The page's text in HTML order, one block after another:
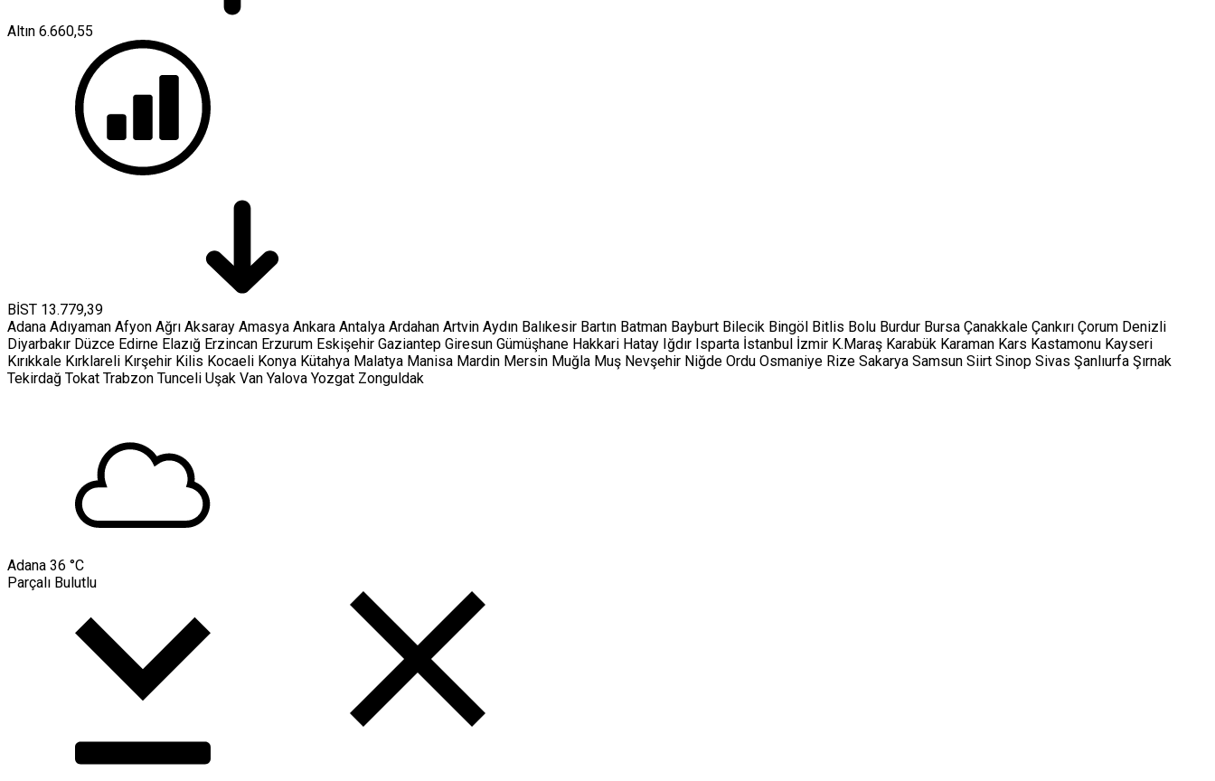
Altın 6.660,55
BİST 13.779,39
Adana Adıyaman Afyon Ağrı Aksaray Amasya Ankara Antalya Ardahan Artvin Aydın Balıkesir Bartın Batman Bayburt Bilecik Bingöl Bitlis Bolu Burdur Bursa Çanakkale Çankırı Çorum Denizli
Diyarbakır Düzce Edirne Elazığ Erzincan Erzurum Eskişehir Gaziantep Giresun Gümüşhane Hakkari Hatay Iğdır Isparta İstanbul İzmir K.Maraş Karabük Karaman Kars Kastamonu Kayseri
Kırıkkale Kırklareli Kırşehir Kilis Kocaeli Konya Kütahya Malatya Manisa Mardin Mersin Muğla Muş Nevşehir Niğde Ordu Osmaniye Rize Sakarya Samsun Siirt Sinop Sivas Şanlıurfa Şırnak
Tekirdağ Tokat Trabzon Tunceli Uşak Van Yalova Yozgat Zonguldak
Adana 36 °C
Parçalı Bulutlu